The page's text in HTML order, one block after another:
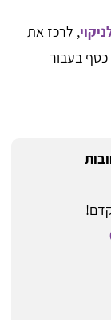
, לרכז את
בעבור